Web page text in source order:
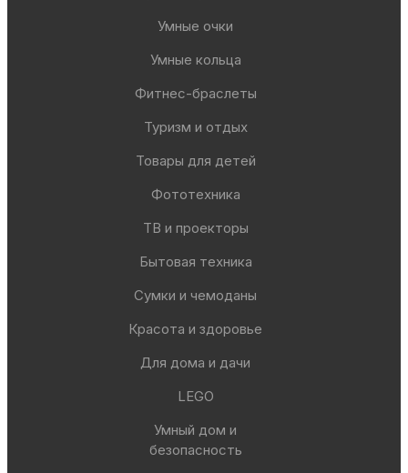
Умные очки
Умные кольца
Фитнес-браслеты
Туризм и отдых
Товары для детей
Фототехника
ТВ и проекторы
Бытовая техника
Сумки и чемоданы
Красота и здоровье
Для дома и дачи
LEGO
Умный дом и
безопасность